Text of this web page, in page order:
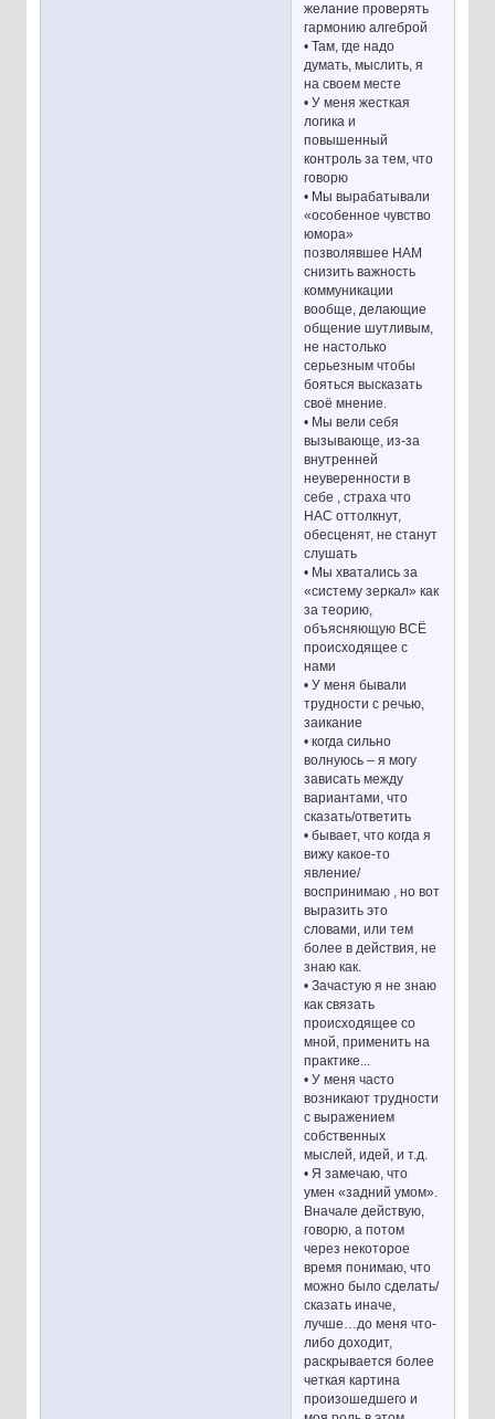
желание проверять
гармонию алгеброй
• Там, где надо
думать, мыслить, я
на своем месте
• У меня жесткая
логика и
повышенный
контроль за тем, что
говорю
• Мы вырабатывали
«особенное чувство
юмора»
позволявшее НАМ
снизить важность
коммуникации
вообще, делающие
общение шутливым,
не настолько
серьезным чтобы
бояться высказать
своё мнение.
• Мы вели себя
вызывающе, из-за
внутренней
неуверенности в
себе , страха что
НАС оттолкнут,
обесценят, не станут
слушать
• Мы хватались за
«систему зеркал» как
за теорию,
объясняющую ВСЁ
происходящее с
нами
• У меня бывали
трудности с речью,
заикание
• когда сильно
волнуюсь – я могу
зависать между
вариантами, что
сказать/ответить
• бывает, что когда я
вижу какое-то
явление/
воспринимаю , но вот
выразить это
словами, или тем
более в действия, не
знаю как.
• Зачастую я не знаю
как связать
происходящее со
мной, применить на
практике...
• У меня часто
возникают трудности
с выражением
собственных
мыслей, идей, и т.д.
• Я замечаю, что
умен «задний умом».
Вначале действую,
говорю, а потом
через некоторое
время понимаю, что
можно было сделать/
сказать иначе,
лучше…до меня что-
либо доходит,
раскрывается более
четкая картина
произошедшего и